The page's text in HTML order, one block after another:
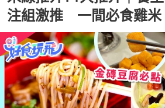
注組激推 一間必食雞米